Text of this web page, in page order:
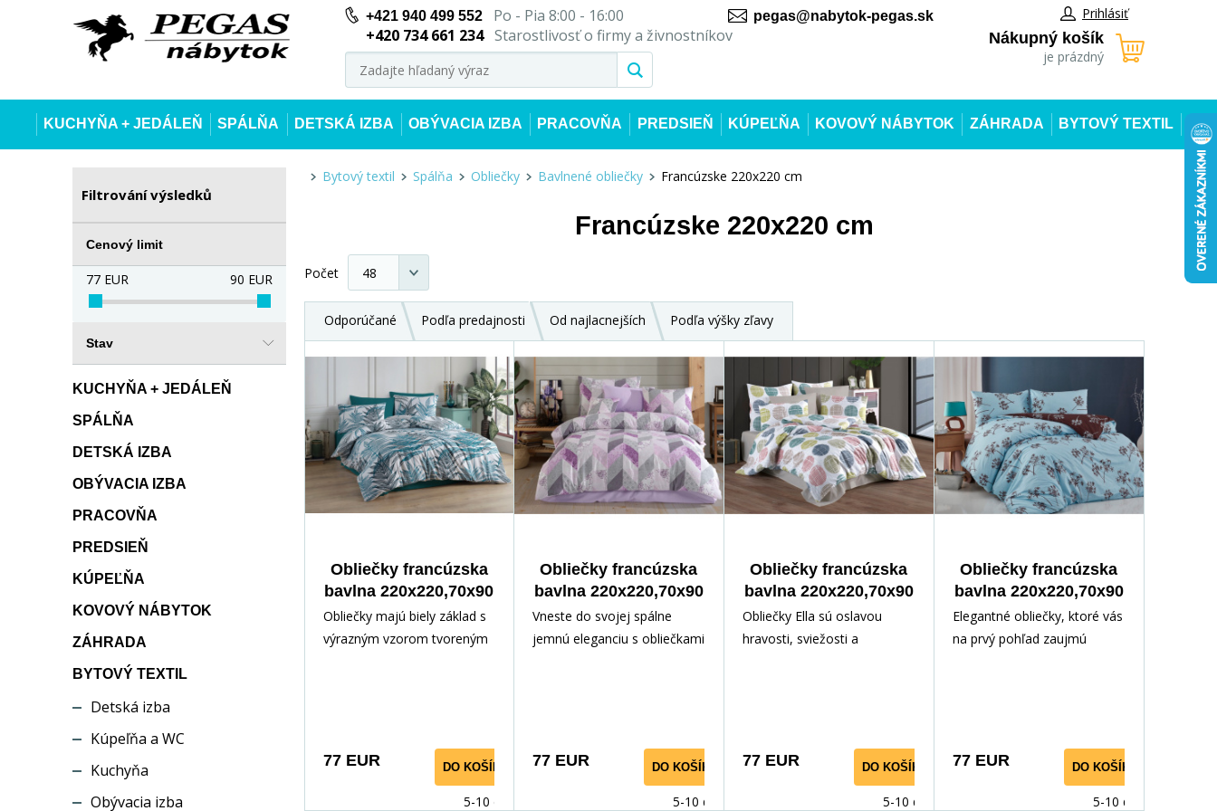
+421 940 499 552
Po - Pia 8:00 - 16:00
+420 734 661 234 Starostlivosť o firmy a živnostníkov
pegas@nabytok-pegas.sk Prihlásiť
Nákupný košík
je prázdný
KUCHYŇA + JEDÁLEŇ SPÁLŇA DETSKÁ IZBA OBÝVACIA IZBA PRACOVŇA PREDSIEŇ KÚPEĽŇA KOVOVÝ NÁBYTOK ZÁHRADA BYTOVÝ TEXTIL
Filtrování výsledků
Cenový limit
77 EUR 90 EUR
Stav
KUCHYŇA + JEDÁLEŇ
SPÁLŇA
DETSKÁ IZBA
OBÝVACIA IZBA
PRACOVŇA
PREDSIEŇ
KÚPEĽŇA
KOVOVÝ NÁBYTOK
ZÁHRADA
BYTOVÝ TEXTIL
Detská izba
Kúpeľňa a WC
Kuchyňa
Obývacia izba
Bytový textil Spálňa Obliečky Bavlnené obliečky Francúzske 220x220 cm
Francúzske 220x220 cm
Počet
Odporúčané Podľa predajnosti Od najlacnejších Podľa výšky zľavy
Obliečky francúzska
bavlna 220x220,70x90
Deny blue
Obliečky majú biely základ s
výrazným vzorom tvoreným
tropického či džungľového
štýlu. Vankúše majú tiež
77 EUR DO KOŠÍKA
5-10 dnů
Obliečky francúzska
bavlna 220x220,70x90
Eldora
Vneste do svojej spálne
jemnú eleganciu s obliečkami
spálňa stane útulným
miestom plným pokoja.
77 EUR DO KOŠÍKA
5-10 dnů
Obliečky francúzska
bavlna 220x220,70x90
Ella
Obliečky Ella sú oslavou
hravosti, sviežosti a
olivovej, modrej, béžovej a
šedej, pričom každý z nich
nesie jedinečnú textúrovanú
77 EUR DO KOŠÍKA
5-10 dnů
Obliečky francúzska
bavlna 220x220,70x90
Liana modrá
Elegantné obliečky, ktoré vás
na prvý pohľad zaujmú
hnedé siluety kvetinových
stoniek a kvetov dodávajú
77 EUR DO KOŠÍKA
5-10 dnů